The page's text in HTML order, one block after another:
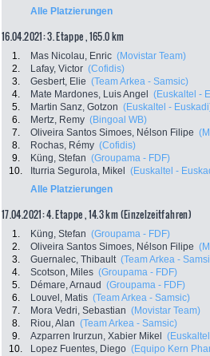
Alle Platzierungen
16.04.2021: 3. Etappe , 165.0 km
1. Mas Nicolau, Enric (Movistar Team)
2.
Lafay, Victor (Cofidis)
3.
Gesbert, Elie (Team Arkea - Samsic)
4.
Mate Mardones, Luis Angel (Euskaltel -
5.
Martin Sanz, Gotzon (Euskaltel -
6.
Mertz, Remy (Bingoal WB)
7.
Oliveira Santos Simoes, Nélson Filipe
8.
Rochas, Rémy (Cofidis)
9.
Küng, Stefan (Groupama - FDF)
10.
Iturria Segurola, Mikel (Euskaltel -
Alle Platzierungen
17.04.2021: 4. Etappe , 14.3 km (Einzelzeitfahren)
1. Küng, Stefan (Groupama - FDF)
2.
Oliveira Santos Simoes, Nélson Filipe
3.
Guernalec, Thibault (Team Arkea -
4.
Scotson, Miles (Groupama - FDF)
5.
Démare, Arnaud (Groupama - FDF)
6.
Louvel, Matis (Team Arkea - Samsic)
7.
Mora Vedri, Sebastian (Movistar Team)
8.
Riou, Alan (Team Arkea - Samsic)
9.
Azparren Irurzun, Xabier Mikel
10.
Lopez Fuentes, Diego (Equipo Kern